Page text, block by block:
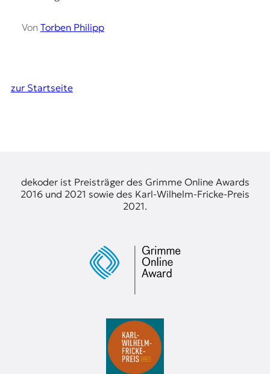
Von Torben Philipp
zur Startseite
dekoder ist Preisträger des Grimme Online Awards
2016 und 2021 sowie des Karl-Wilhelm-Fricke-Preis
2021.